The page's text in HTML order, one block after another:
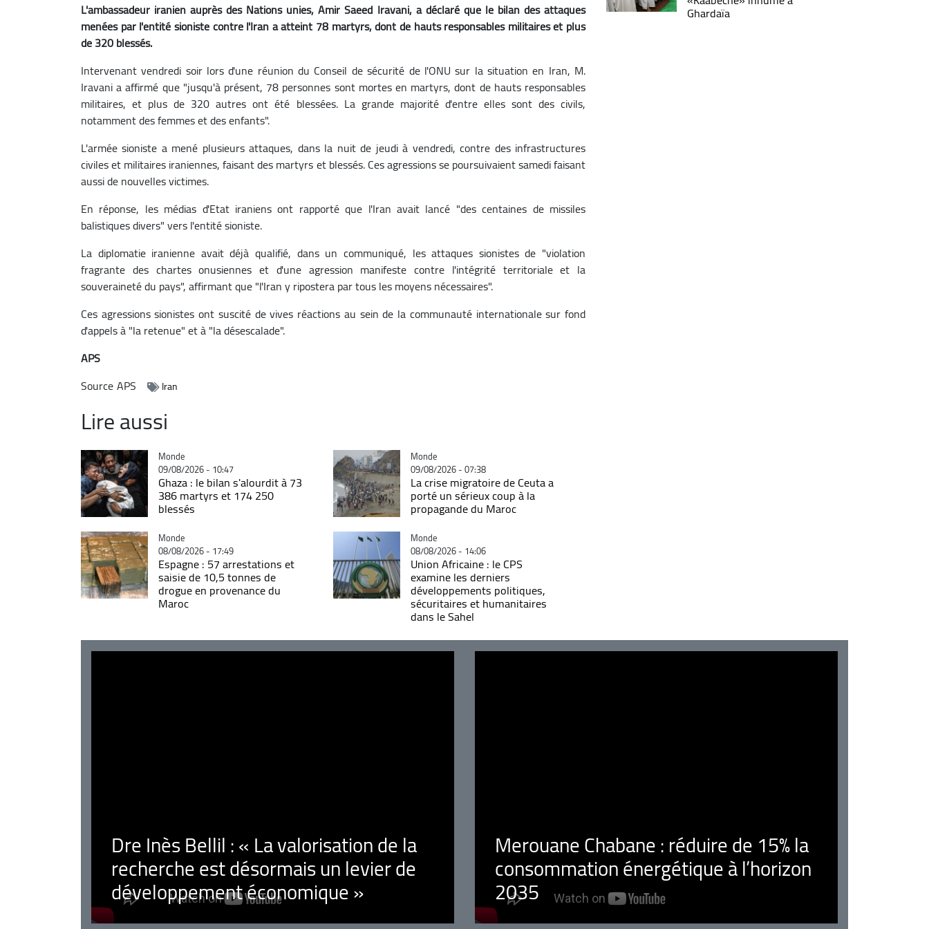
L'ambassadeur iranien auprès des Nations unies, Amir Saeed Iravani, a déclaré que le bilan des attaques
menées par l'entité sioniste contre l'Iran a atteint 78 martyrs, dont de hauts responsables militaires et plus
de 320 blessés.
Intervenant vendredi soir lors d'une réunion du Conseil de sécurité de l'ONU sur la situation en Iran, M.
Iravani a affirmé que "jusqu'à présent, 78 personnes sont mortes en martyrs, dont de hauts responsables
militaires, et plus de 320 autres ont été blessées. La grande majorité d'entre elles sont des civils,
notamment des femmes et des enfants".
L'armée sioniste a mené plusieurs attaques, dans la nuit de jeudi à vendredi, contre des infrastructures
civiles et militaires iraniennes, faisant des martyrs et blessés. Ces agressions se poursuivaient samedi faisant
aussi de nouvelles victimes.
En réponse, les médias d'Etat iraniens ont rapporté que l'Iran avait lancé "des centaines de missiles
balistiques divers" vers l'entité sioniste.
La diplomatie iranienne avait déjà qualifié, dans un communiqué, les attaques sionistes de "violation
fragrante des chartes onusiennes et d'une agression manifeste contre l'intégrité territoriale et la
souveraineté du pays", affirmant que "l'Iran y ripostera par tous les moyens nécessaires".
Ces agressions sionistes ont suscité de vives réactions au sein de la communauté internationale sur fond
d'appels à "la retenue" et à "la désescalade".
APS
SourceAPS Iran
Lire aussi
Catégorie
Monde
09/08/2026 - 10:47
Ghaza : le bilan s'alourdit à 73
386 martyrs et 174 250
blessés
Catégorie
Monde
09/08/2026 - 07:38
La crise migratoire de Ceuta a
porté un sérieux coup à la
propagande du Maroc
Catégorie
Monde
08/08/2026 - 17:49
Espagne : 57 arrestations et
saisie de 10,5 tonnes de
drogue en provenance du
Maroc
Catégorie
Monde
08/08/2026 - 14:06
Union Africaine : le CPS
examine les derniers
développements politiques,
sécuritaires et humanitaires
dans le Sahel
Ghardaïa
Dre Inès Bellil : « La valorisation de la
recherche est désormais un levier de
développement économique »
Merouane Chabane : réduire de 15% la
consommation énergétique à l’horizon
2035